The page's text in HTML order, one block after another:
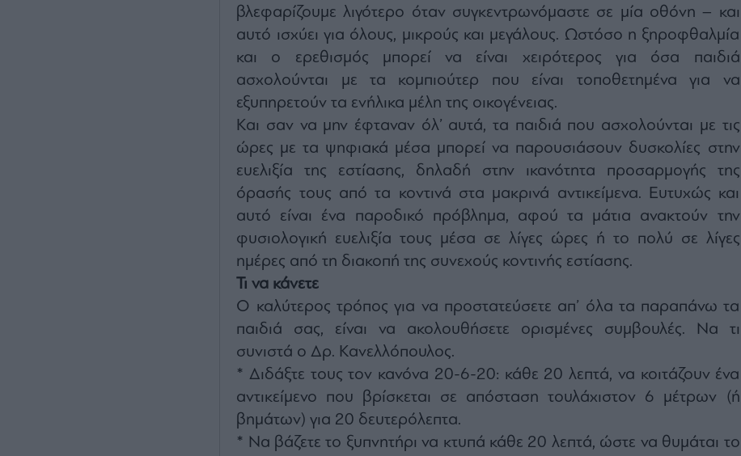
βλεφαρίζουμε λιγότερο όταν συγκεντρωνόμαστε σε μία οθόνη – και
αυτό ισχύει για όλους, μικρούς και μεγάλους. Ωστόσο η ξηροφθαλμία
και ο ερεθισμός μπορεί να είναι χειρότερος για όσα παιδιά
ασχολούνται με τα κομπιούτερ που είναι τοποθετημένα για να
εξυπηρετούν τα ενήλικα μέλη της οικογένειας.
Και σαν να μην έφταναν όλ’ αυτά, τα παιδιά που ασχολούνται με τις
ώρες με τα ψηφιακά μέσα μπορεί να παρουσιάσουν δυσκολίες στην
ευελιξία της εστίασης, δηλαδή στην ικανότητα προσαρμογής της
όρασής τους από τα κοντινά στα μακρινά αντικείμενα. Ευτυχώς και
αυτό είναι ένα παροδικό πρόβλημα, αφού τα μάτια ανακτούν την
φυσιολογική ευελιξία τους μέσα σε λίγες ώρες ή το πολύ σε λίγες
ημέρες από τη διακοπή της συνεχούς κοντινής εστίασης.
Τι να κάνετε
Ο καλύτερος τρόπος για να προστατεύσετε απ’ όλα τα παραπάνω τα
παιδιά σας, είναι να ακολουθήσετε ορισμένες συμβουλές. Να τι
συνιστά ο Δρ. Κανελλόπουλος.
* Διδάξτε τους τον κανόνα 20-6-20: κάθε 20 λεπτά, να κοιτάζουν ένα
αντικείμενο που βρίσκεται σε απόσταση τουλάχιστον 6 μέτρων (ή
βημάτων) για 20 δευτερόλεπτα.
* Να βάζετε το ξυπνητήρι να κτυπά κάθε 20 λεπτά, ώστε να θυμάται το